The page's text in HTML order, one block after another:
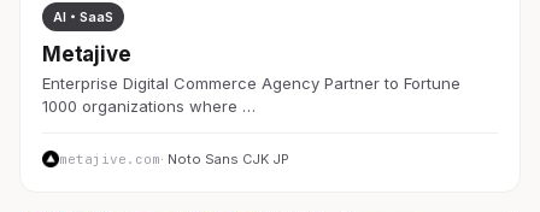
AI・SaaS
Metajive
Enterprise Digital Commerce Agency Partner to Fortune
1000 organizations where …
metajive.com· Noto Sans CJK JP